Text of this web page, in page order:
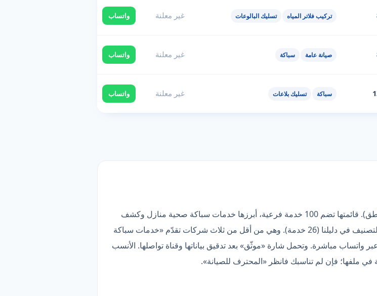
تركيب فلاتر المياه تسليك البالوعات غير معلنة واتساب
صيانة عامة سباكة غير معلنة واتساب
سباكة تسليك بلاعات غير معلنة واتساب
«روضة المنارة» صاحبة أوسع تغطية في هذه المقارنة (8 مناطق). قائمتها تضم 100 خدمة فرعية، أبرزها خدمات سباكة صحية منازل وكشف
تسربات المياه إلكترونياً. وهو أعلى من متوسط شركات هذا التصنيف في دليلنا (26 خدمة). وهي من أقل من ثلاث شركات تقدّم «خدمات سباكة
واتساب مباشرة. وتحمل شارة «موثّق» بعد تدقيق بياناتها وقناة تواصلها. الأنسب
ملفها؛ فإن لم تناسبك فانظر «المحترف للصيانة».